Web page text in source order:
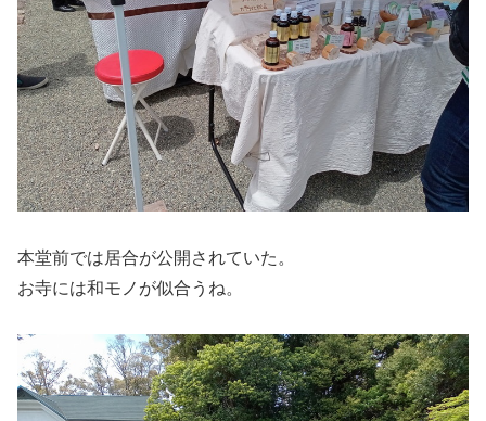
本堂前では居合が公開されていた。
お寺には和モノが似合うね。